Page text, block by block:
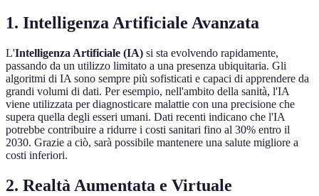
1. Intelligenza Artificiale Avanzata
L'Intelligenza Artificiale (IA) si sta evolvendo rapidamente,
passando da un utilizzo limitato a una presenza ubiquitaria. Gli
algoritmi di IA sono sempre più sofisticati e capaci di apprendere da
grandi volumi di dati. Per esempio, nell'ambito della sanità, l'IA
viene utilizzata per diagnosticare malattie con una precisione che
supera quella degli esseri umani. Dati recenti indicano che l'IA
potrebbe contribuire a ridurre i costi sanitari fino al 30% entro il
2030. Grazie a ciò, sarà possibile mantenere una salute migliore a
costi inferiori.
2. Realtà Aumentata e Virtuale